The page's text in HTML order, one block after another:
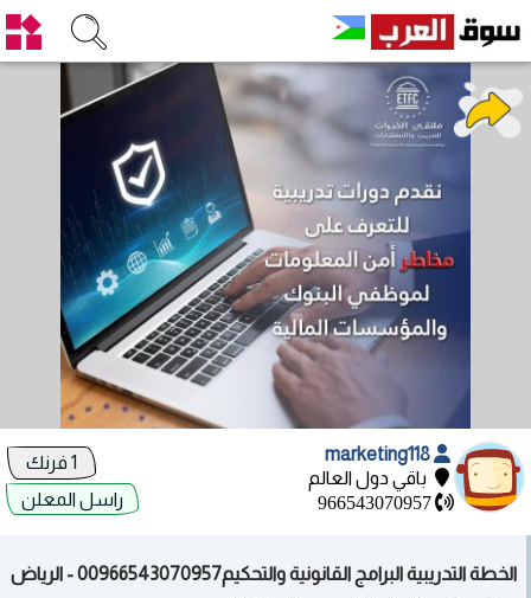
باقي دول العالم
966543070957
راسل المعلن
الخطة التدريبية البرامج القانونية والتحكيم00966543070957 - الرياض